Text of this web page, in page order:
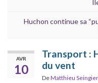
Huchon continue sa
AVR
10
Transport :
du vent
DeMatthieu Seingier